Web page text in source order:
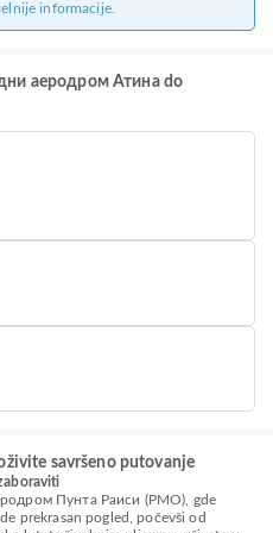
informacije.
аеродром Атина do
savršeno putovanje
Пунта Раиси (PMO), gde
prekrasan pogled, počevši od